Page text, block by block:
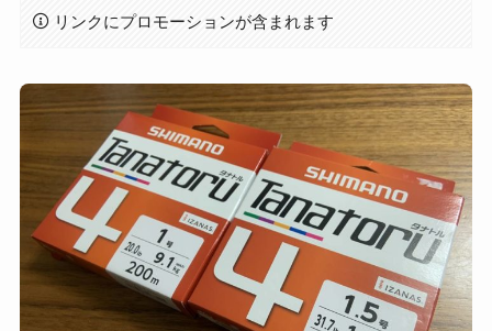
リンクにプロモーションが含まれます